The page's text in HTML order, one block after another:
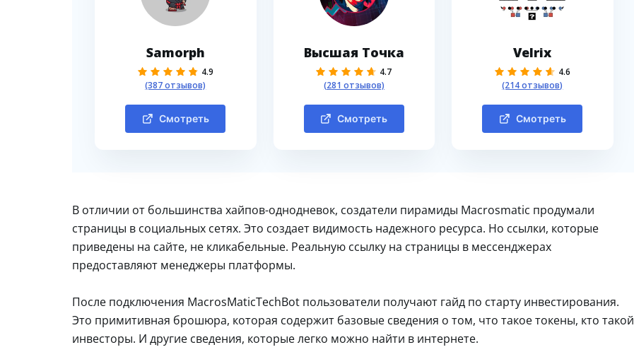
Samorph
4.9
(387 отзывов)
Смотреть
Высшая Точка
4.7
(281 отзывов)
Смотреть
Velrix
4.6
(214 отзывов)
Смотреть
В отличии от большинства хайпов-однодневок, создатели пирамиды Macrosmatic продумали
страницы в социальных сетях. Это создает видимость надежного ресурса. Но ссылки, которые
приведены на сайте, не кликабельные. Реальную ссылку на страницы в мессенджерах
предоставляют менеджеры платформы.
После подключения MacrosMaticTechBot пользователи получают гайд по старту инвестирования.
Это примитивная брошюра, которая содержит базовые сведения о том, что такое токены, кто такой
инвесторы. И другие сведения, которые легко можно найти в интернете.